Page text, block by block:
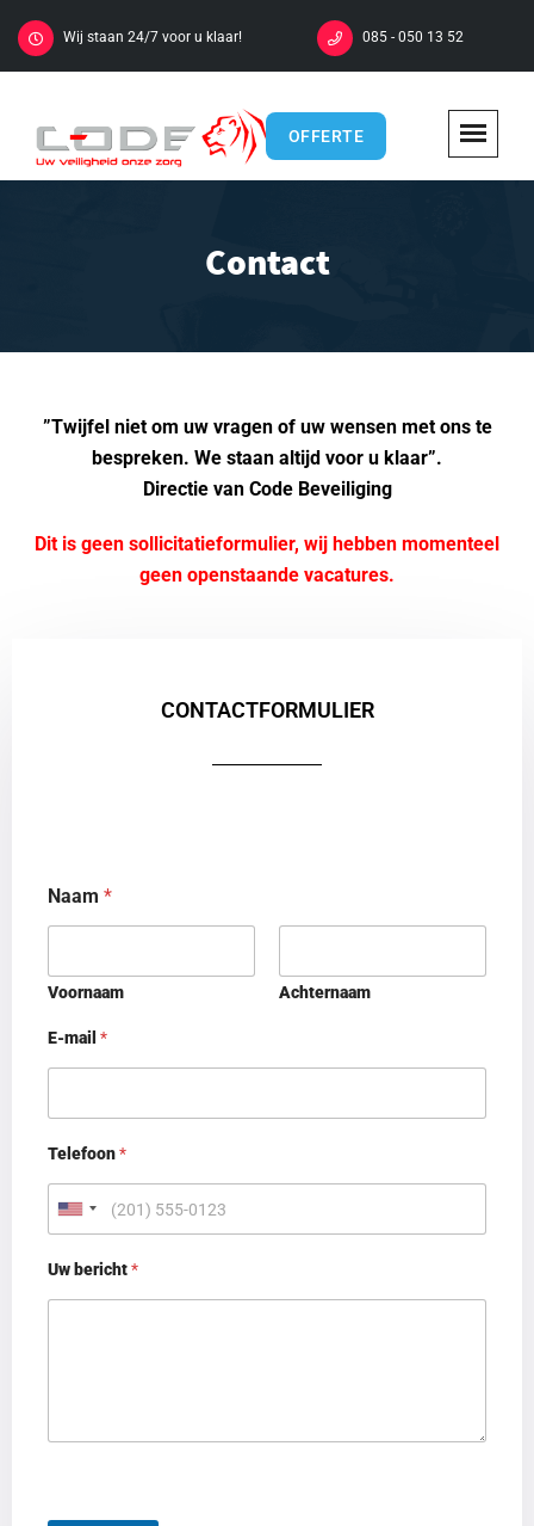
085 - 050 13 52
Wij staan 24/7 voor u klaar!
OFFERTE
Contact
”Twijfel niet om uw vragen of uw wensen met ons te
bespreken. We staan altijd voor u klaar”.
Directie van Code Beveiliging
Dit is geen sollicitatieformulier, wij hebben momenteel
geen openstaande vacatures.
CONTACTFORMULIER
Naam *
Voornaam Achternaam
E-mail *
Telefoon*
Uw bericht*